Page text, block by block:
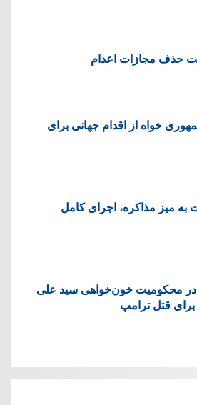
حذف مجازات اعدام
خواه از اقدام جهانی برای
میز مذاکره، اجرای کامل
در محکومیت خون‌خواهی سید علی
قتل ترامپ